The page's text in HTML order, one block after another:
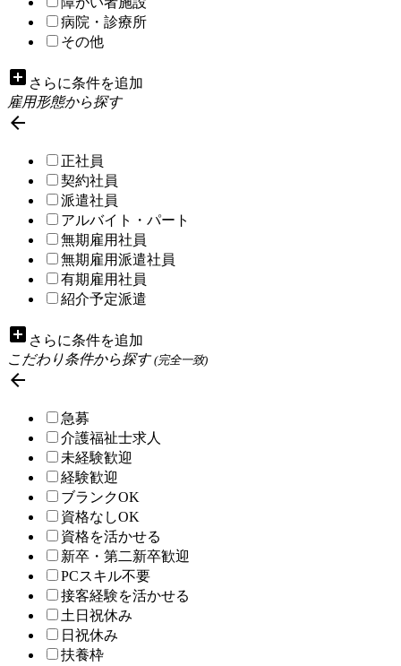
病院・診療所
その他
add_box さらに条件を追加
雇用形態から探す

正社員
契約社員
派遣社員
アルバイト・パート
無期雇用社員
無期雇用派遣社員
有期雇用社員
紹介予定派遣
add_box さらに条件を追加
こだわり条件から探す(完全一致)

急募
介護福祉士求人
未経験歓迎
経験歓迎
ブランクOK
資格なしOK
資格を活かせる
新卒・第二新卒歓迎
PCスキル不要
接客経験を活かせる
土日祝休み
日祝休み
扶養枠